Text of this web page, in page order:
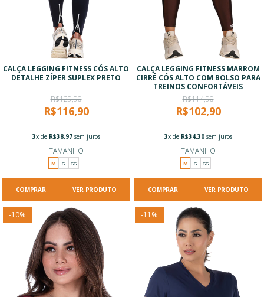
CALÇA LEGGING FITNESS CÓS ALTO
DETALHE ZÍPER SUPLEX PRETO
R$129,90
R$116,90
3x de R$38,97sem juros
TAMANHO
M G GG
VER PRODUTO
CALÇA LEGGING FITNESS MARROM
CIRRÊ CÓS ALTO COM BOLSO PARA
TREINOS CONFORTÁVEIS
R$114,90
R$102,90
3x de R$34,30sem juros
TAMANHO
M G GG
VER PRODUTO
-10% -11 %